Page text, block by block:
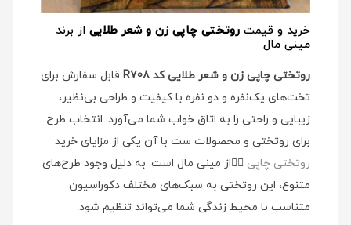
خرید و قیمت روتختی چاپی زن و شعر طلایی از برند
مینی مال
روتختی چاپی زن و شعر طلایی کد R708
قابل سفارش برای
تخت‌های یک‌نفره و دو نفره با کیفیت و طراحی بی‌نظیر،
زیبایی و راحتی را به اتاق خواب شما می‌آورد. انتخاب طرح
برای روتختی و محصولات ست با آن یکی از مزایای خرید
روتختی چاپی 👉🏻از مینی مال است. به دلیل وجود طرح‌های
متنوع، این روتختی به سبک‌های مختلف دکوراسیون
متناسب با محیط زندگی شما می‌تواند تنظیم شود.